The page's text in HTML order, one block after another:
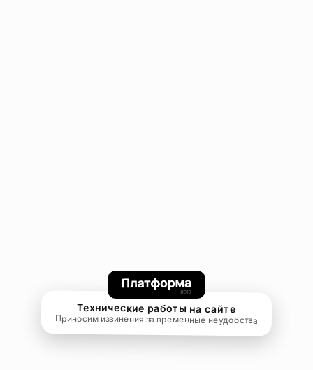
Технические работы на сайте
Приносим извинения за временные неудобства